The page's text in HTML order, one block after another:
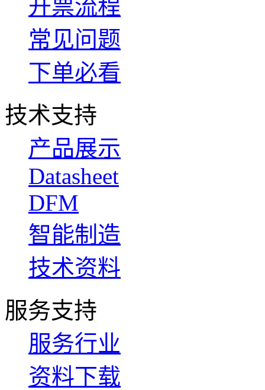
开票流程
常见问题
下单必看
技术支持
产品展示
Datasheet
DFM
智能制造
技术资料
服务支持
服务行业
资料下载